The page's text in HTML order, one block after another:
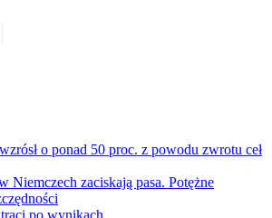
o ponad 50 proc. z powodu zwrotu ceł
Niemczech zaciskają pasa. Potężne
po wynikach